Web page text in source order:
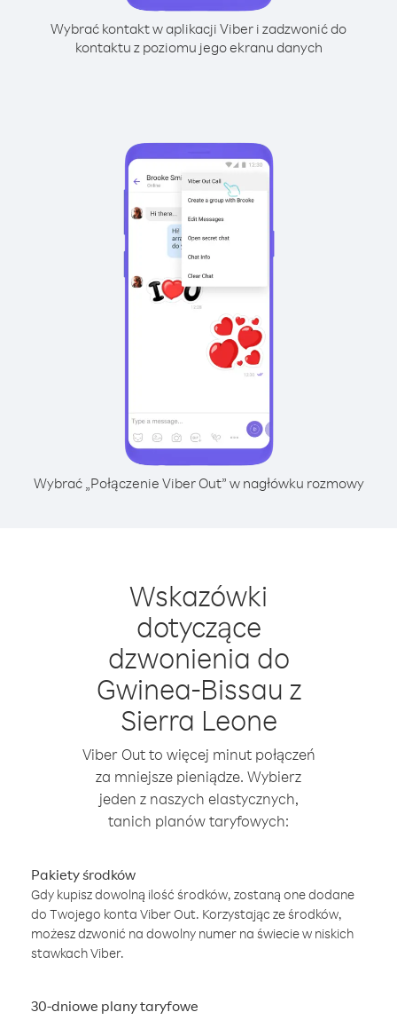
Wybrać kontakt w aplikacji Viber i zadzwonić do
kontaktu z poziomu jego ekranu danych
Wybrać „Połączenie Viber Out” w nagłówku rozmowy
Wskazówki
dotyczące
dzwonienia do
Gwinea-Bissau z
Sierra Leone
Viber Out to więcej minut połączeń
za mniejsze pieniądze. Wybierz
jeden z naszych elastycznych,
tanich planów taryfowych:
Pakiety środków
Gdy kupisz dowolną ilość środków, zostaną one dodane
do Twojego konta Viber Out. Korzystając ze środków,
możesz dzwonić na dowolny numer na świecie w niskich
stawkach Viber.
30-dniowe plany taryfowe